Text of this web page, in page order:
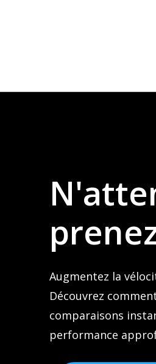
Augmentez la
Découvrez
comparaisons
performance